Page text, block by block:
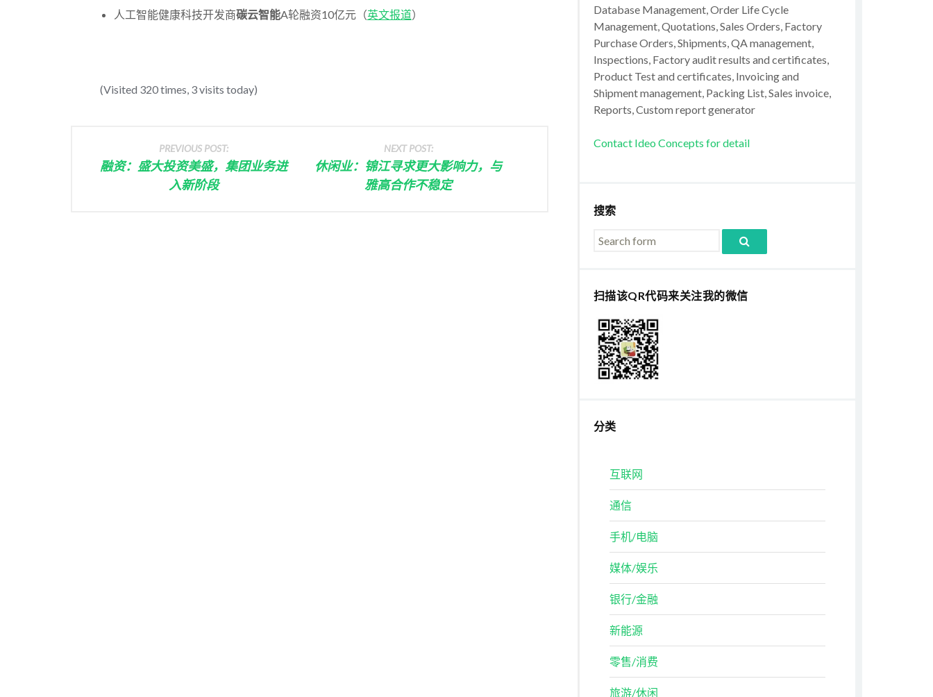
人工智能健康科技开发商碳云智能A轮融资10亿元（英文报道）
(Visited 320 times, 3 visits today)
PREVIOUS POST:
融资：盛大投资美盛，集团业务进
入新阶段
NEXT POST:
休闲业：锦江寻求更大影响力，与
雅高合作不稳定
Database Management, Order Life Cycle
Management, Quotations, Sales Orders, Factory
Purchase Orders, Shipments, QA management,
Inspections, Factory audit results and certificates,
Product Test and certificates, Invoicing and
Shipment management, Packing List, Sales invoice,
Reports, Custom report generator
Contact Ideo Concepts for detail
搜索
扫描该QR代码来关注我的微信
分类
互联网
通信
手机/电脑
媒体/娱乐
银行/金融
新能源
零售/消费
旅游/休闲